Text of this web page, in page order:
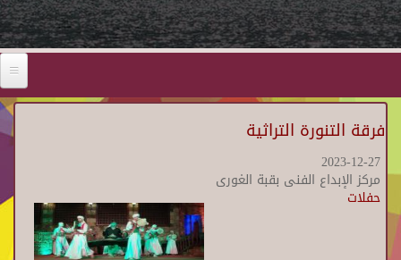
فرقة التنورة التراثية
2023-12-27
مركز الإبداع الفنى بقبة الغورى
حفلات